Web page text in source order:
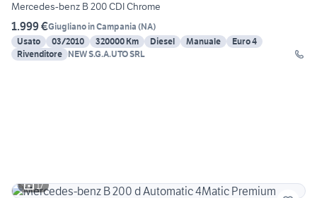
Mercedes-benz B 200 CDI Chrome
1.999 €Giugliano in Campania (NA)
Usato
03/2010 320000 Km Diesel Manuale
Euro 4
Rivenditore NEW S.G.A.UTO SRL
17